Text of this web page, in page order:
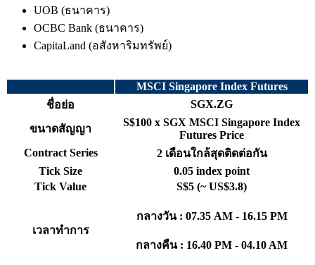
UOB (ธนาคาร)
OCBC Bank (ธนาคาร)
CapitaLand (อสังหาริมทรัพย์)
MSCI Singapore Index Futures
ชื่อย่อ
SGX.ZG
ขนาดสัญญา
S$100 x SGX MSCI Singapore Index
Futures Price
Contract Series
2 เดือนใกล้สุดติดต่อกัน
Tick Size
0.05 index point
Tick Value
S$5 (~ US$3.8)
เวลาทำการ
กลางวัน : 07.35 AM - 16.15 PM
กลางคืน : 16.40 PM - 04.10 AM